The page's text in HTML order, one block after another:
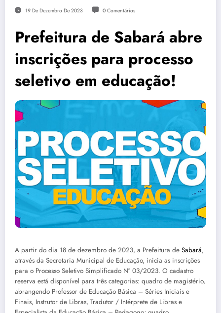
19 De Dezembro De 2023 0 Comentários
Prefeitura de Sabará abre
inscrições para processo
seletivo em educação!
A partir do dia 18 de dezembro de 2023, a Prefeitura de Sabará,
através da Secretaria Municipal de Educação, inicia as inscrições
para o Processo Seletivo Simplificado Nº 03/2023. O cadastro
reserva está disponível para três categorias: quadro de magistério,
abrangendo Professor de Educação Básica – Séries Iniciais e
Finais, Instrutor de Libras, Tradutor / Intérprete de Libras e